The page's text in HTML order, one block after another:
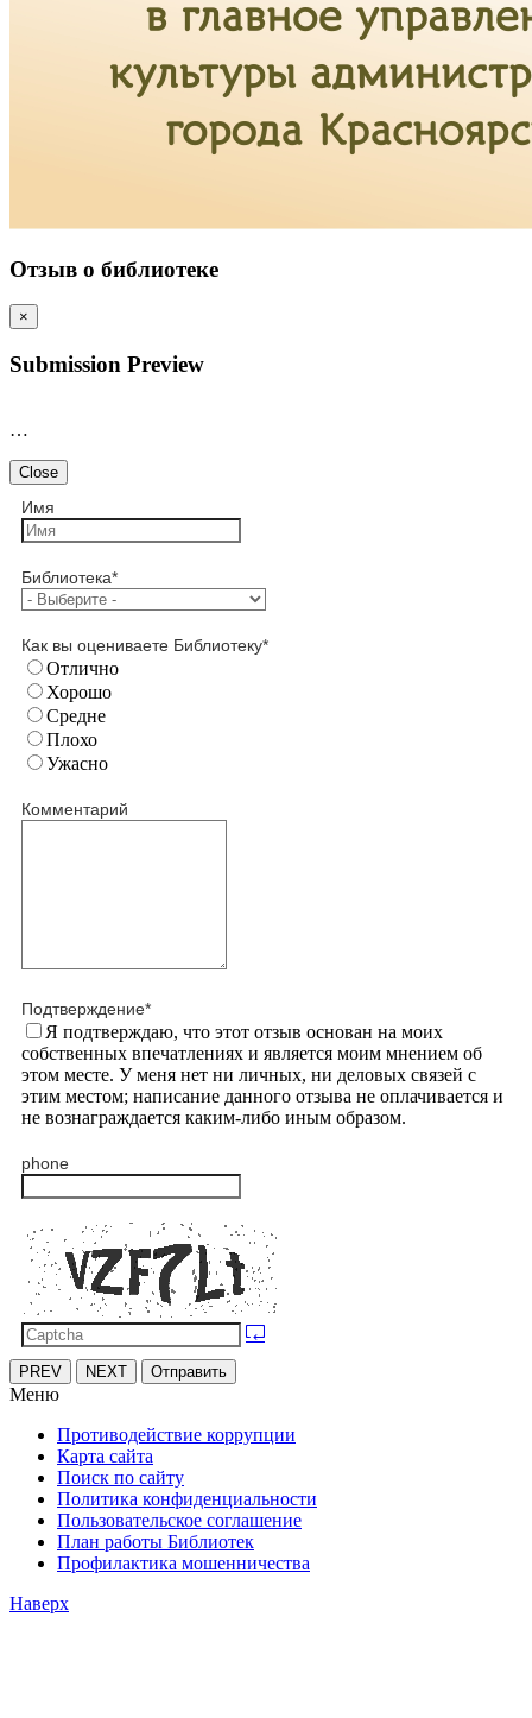
Отзыв о библиотеке
×
Submission Preview
…
Close
Имя
Библиотека*
Как вы оцениваете Библиотеку*
Отлично
Хорошо
Средне
Плохо
Ужасно
Комментарий
Подтверждение*
Я подтверждаю, что этот отзыв основан на моих
собственных впечатлениях и является моим мнением об
этом месте. У меня нет ни личных, ни деловых связей с
этим местом; написание данного отзыва не оплачивается и
не вознаграждается каким-либо иным образом.
phone
PREV NEXT Отправить
Меню
Противодействие коррупции
Карта сайта
Поиск по сайту
Политика конфиденциальности
Пользовательское соглашение
План работы Библиотек
Профилактика мошенничества
Наверх